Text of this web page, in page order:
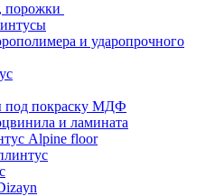
порожки
и ударопрочного
под покраску МДФ
и ламината
Alpine floor